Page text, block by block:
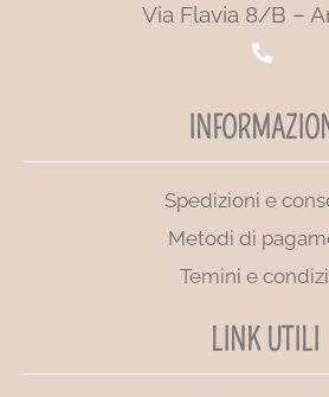
Via Flavia 8/B –
Spedizioni e
Metodi di
Temini e
LINK UTILI